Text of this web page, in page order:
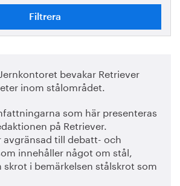
bevakar Retriever
inom stålområdet.
som här presenteras
på Retriever.
avgränsad till debatt- och
innehåller något om stål,
i bemärkelsen stålskrot som